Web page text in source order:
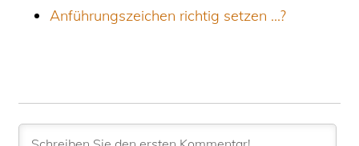
Anführungszeichen richtig setzen …?